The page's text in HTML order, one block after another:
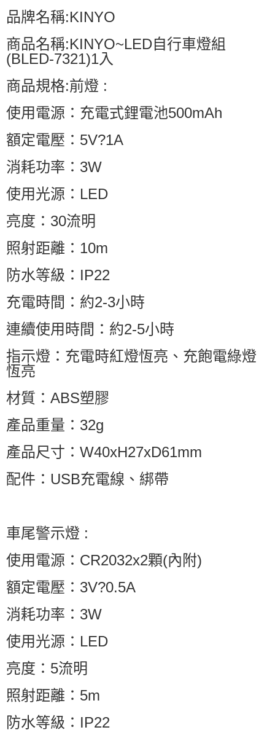
品牌名稱:KINYO
商品名稱:KINYO~LED自行車燈組
(BLED-7321)1入
商品規格:前燈 :
使用電源：充電式鋰電池500mAh
額定電壓：5V?1A
消耗功率：3W
使用光源：LED
亮度：30流明
照射距離：10m
防水等級：IP22
充電時間：約2-3小時
連續使用時間：約2-5小時
指示燈：充電時紅燈恆亮、充飽電綠燈
恆亮
材質：ABS塑膠
產品重量：32g
產品尺寸：W40xH27xD61mm
配件：USB充電線、綁帶
車尾警示燈 :
使用電源：CR2032x2顆(內附)
額定電壓：3V?0.5A
消耗功率：3W
使用光源：LED
亮度：5流明
照射距離：5m
防水等級：IP22